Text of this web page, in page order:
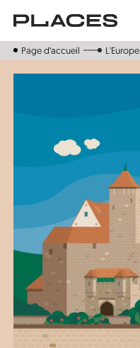
contenu
Page d‘accueil L'Europe